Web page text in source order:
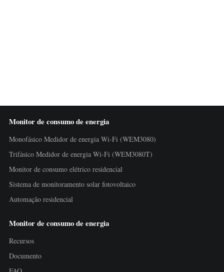
Monitor de consumo de energia
Monofásico Medidor de energia Wi-Fi (WEM3080)
Trifásico Medidor de energia Wi-Fi (WEM3080T)
Monitor de consumo elétrico residencial
Sistema de monitoramento solar fotovoltaico
Automação residencial
Monitor de consumo de energia
Recursos
Documento